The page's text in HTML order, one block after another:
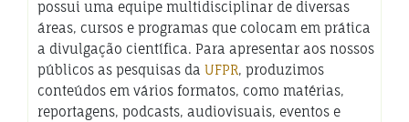
possui uma equipe multidisciplinar de diversas
áreas, cursos e programas que colocam em prática
a divulgação científica. Para apresentar aos nossos
públicos as pesquisas da UFPR, produzimos
conteúdos em vários formatos, como matérias,
reportagens, podcasts, audiovisuais, eventos e